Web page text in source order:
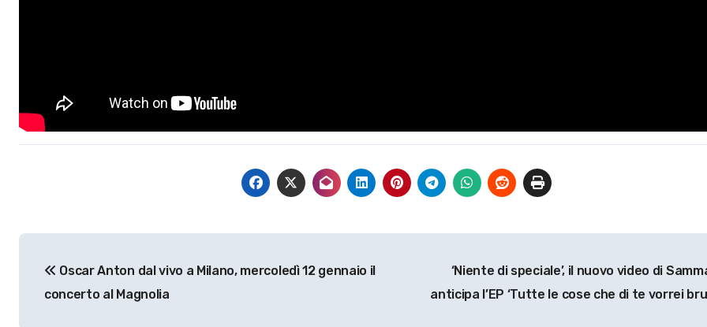
articoli
Oscar Anton dal vivo a Milano, mercoledì 12 gennaio il
concerto al Magnolia
‘Niente di speciale’, il nuovo video di
anticipa l’EP ‘Tutte le cose che di te vorrei